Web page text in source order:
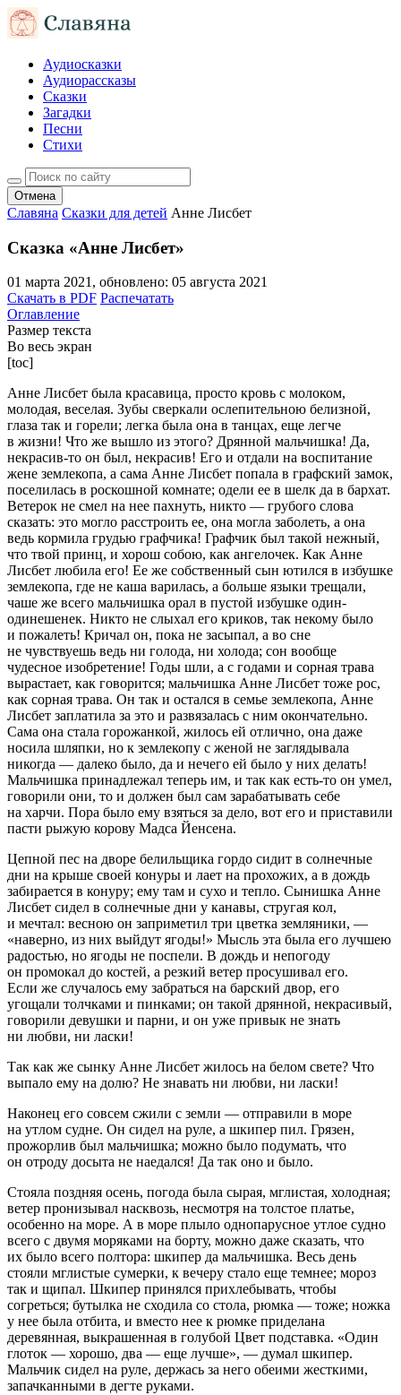
Аудиосказки
Аудиорассказы
Сказки
Загадки
Песни
Стихи
Отмена
Славяна Сказки для детей Анне Лисбет
Сказка «Анне Лисбет»
01 марта 2021, обновлено: 05 августа 2021
Скачать в PDF Распечатать
Оглавление
Размер текста
Во весь экран
[toc]
Анне Лисбет была красавица, просто кровь с молоком,
молодая, веселая. Зубы сверкали ослепительною белизной,
глаза так и горели; легка была она в танцах, еще легче
в жизни! Что же вышло из этого? Дрянной мальчишка! Да,
некрасив-то он был, некрасив! Его и отдали на воспитание
жене землекопа, а сама Анне Лисбет попала в графский замок,
поселилась в роскошной комнате; одели ее в шелк да в бархат.
Ветерок не смел на нее пахнуть, никто — грубого слова
сказать: это могло расстроить ее, она могла заболеть, а она
ведь кормила грудью графчика! Графчик был такой нежный,
что твой принц, и хорош собою, как ангелочек. Как Анне
Лисбет любила его! Ее же собственный сын ютился в избушке
землекопа, где не каша варилась, а больше языки трещали,
чаше же всего мальчишка орал в пустой избушке один-
одинешенек. Никто не слыхал его криков, так некому было
и пожалеть! Кричал он, пока не засыпал, а во сне
не чувствуешь ведь ни голода, ни холода; сон вообще
чудесное изобретение! Годы шли, а с годами и сорная трава
вырастает, как говорится; мальчишка Анне Лисбет тоже рос,
как сорная трава. Он так и остался в семье землекопа, Анне
Лисбет заплатила за это и развязалась с ним окончательно.
Сама она стала горожанкой, жилось ей отлично, она даже
носила шляпки, но к землекопу с женой не заглядывала
никогда — далеко было, да и нечего ей было у них делать!
Мальчишка принадлежал теперь им, и так как есть-то он умел,
говорили они, то и должен был сам зарабатывать себе
на харчи. Пора было ему взяться за дело, вот его и приставили
пасти рыжую корову Мадса Йенсена.
Цепной пес на дворе белильщика гордо сидит в солнечные
дни на крыше своей конуры и лает на прохожих, а в дождь
забирается в конуру; ему там и сухо и тепло. Сынишка Анне
Лисбет сидел в солнечные дни у канавы, стругая кол,
и мечтал: весною он заприметил три цветка земляники, —
«наверно, из них выйдут ягоды!» Мысль эта была его лучшею
радостью, но ягоды не поспели. В дождь и непогоду
он промокал до костей, а резкий ветер просушивал его.
Если же случалось ему забраться на барский двор, его
угощали толчками и пинками; он такой дрянной, некрасивый,
говорили девушки и парни, и он уже привык не знать
ни любви, ни ласки!
Так как же сынку Анне Лисбет жилось на белом свете? Что
выпало ему на долю? Не знавать ни любви, ни ласки!
Наконец его совсем сжили с земли — отправили в море
на утлом судне. Он сидел на руле, а шкипер пил. Грязен,
прожорлив был мальчишка; можно было подумать, что
он отроду досыта не наедался! Да так оно и было.
Стояла поздняя осень, погода была сырая, мглистая, холодная;
ветер пронизывал насквозь, несмотря на толстое платье,
особенно на море. А в море плыло однопарусное утлое судно
всего с двумя моряками на борту, можно даже сказать, что
их было всего полтора: шкипер да мальчишка. Весь день
стояли мглистые сумерки, к вечеру стало еще темнее; мороз
так и щипал. Шкипер принялся прихлебывать, чтобы
согреться; бутылка не сходила со стола, рюмка — тоже; ножка
у нее была отбита, и вместо нее к рюмке приделана
деревянная, выкрашенная в голубой Цвет подставка. «Один
глоток — хорошо, два — еще лучше», — думал шкипер.
Мальчик сидел на руле, держась за него обеими жесткими,
запачканными в дегте руками.